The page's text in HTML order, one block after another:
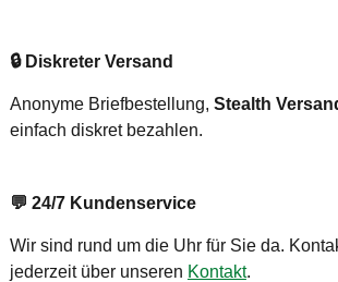
🔒 Diskreter Versand
Anonyme Briefbestellung, Stealth
einfach diskret bezahlen.
💬 24/7 Kundenservice
Wir sind rund um die Uhr für Sie da.
jederzeit über unseren Kontakt.